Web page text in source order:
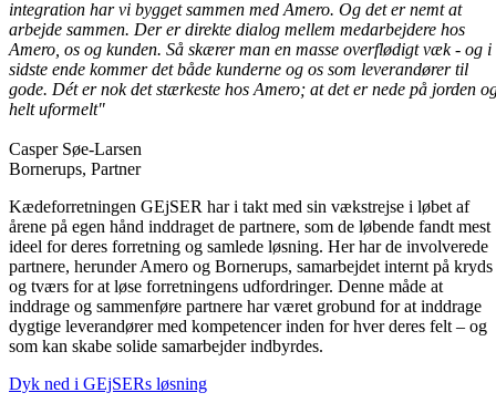
integration har vi bygget sammen med Amero. Og det er nemt at
arbejde sammen. Der er direkte dialog mellem medarbejdere hos
Amero, os og kunden. Så skærer man en masse overflødigt væk - og i
sidste ende kommer det både kunderne og os som leverandører til
gode. Dét er nok det stærkeste hos Amero; at det er nede på jorden
helt uformelt"
Casper Søe-Larsen
Bornerups, Partner
Kædeforretningen GEjSER har i takt med sin vækstrejse i løbet af
årene på egen hånd inddraget de partnere, som de løbende fandt mest
ideel for deres forretning og samlede løsning. Her har de involverede
partnere, herunder Amero og Bornerups, samarbejdet internt på kryds
og tværs for at løse forretningens udfordringer. Denne måde at
inddrage og sammenføre partnere har været grobund for at inddrage
dygtige leverandører med kompetencer inden for hver deres felt – og
som kan skabe solide samarbejder indbyrdes.
Dyk ned i GEjSERs løsning